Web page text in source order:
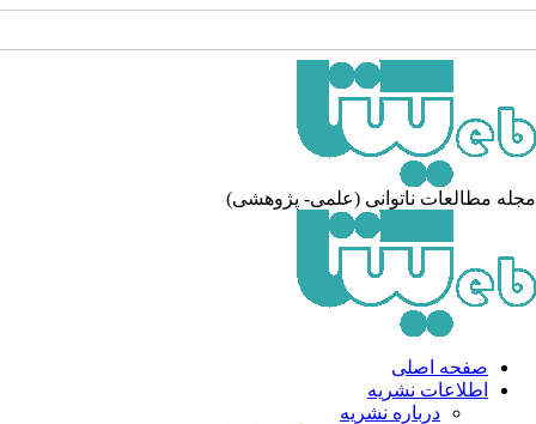
مطالعات ناتوانی (علمی- پژوهشی)
صفحه اصلی
اطلاعات نشریه
درباره نشریه